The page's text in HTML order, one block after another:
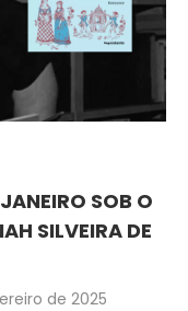
SOB O
SILVEIRA DE
de 2025